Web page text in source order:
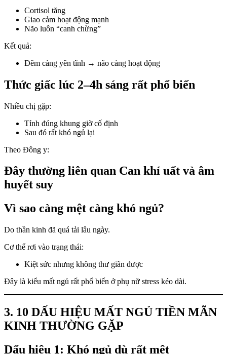
Cortisol tăng
Giao cảm hoạt động mạnh
Não luôn “canh chừng”
Kết quả:
Đêm càng yên tĩnh → não càng hoạt động
Thức giấc lúc 2–4h sáng rất phổ biến
Nhiều chị gặp:
Tỉnh đúng khung giờ cố định
Sau đó rất khó ngủ lại
Theo Đông y:
Đây thường liên quan Can khí uất và âm
huyết suy
Vì sao càng mệt càng khó ngủ?
Do thần kinh đã quá tải lâu ngày.
Cơ thể rơi vào trạng thái:
Kiệt sức nhưng không thư giãn được
Đây là kiểu mất ngủ rất phổ biến ở phụ nữ stress kéo dài.
3. 10 DẤU HIỆU MẤT NGỦ TIỀN MÃN
KINH THƯỜNG GẶP
Dấu hiệu 1: Khó ngủ dù rất mệt